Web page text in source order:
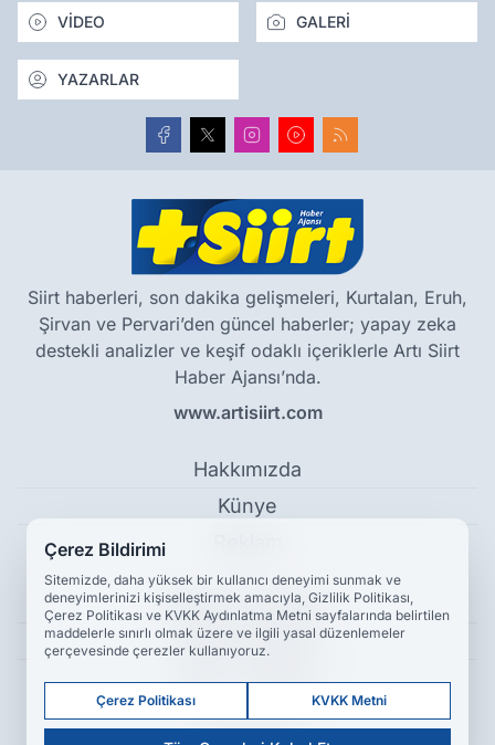
VİDEO GALERİ
YAZARLAR
Siirt haberleri, son dakika gelişmeleri, Kurtalan, Eruh,
Şirvan ve Pervari’den güncel haberler; yapay zeka
destekli analizler ve keşif odaklı içeriklerle Artı Siirt
Haber Ajansı’nda.
www.artisiirt.com
Hakkımızda
Künye
Kullanım Koşulları
Gizlilik Politikası
Çerez Politikası
KVKK Metni
Çerez Bildirimi
Sitemizde, daha yüksek bir kullanıcı deneyimi sunmak ve
deneyimlerinizi kişiselleştirmek amacıyla, Gizlilik Politikası,
Çerez Politikası ve KVKK Aydınlatma Metni sayfalarında belirtilen
maddelerle sınırlı olmak üzere ve ilgili yasal düzenlemeler
çerçevesinde çerezler kullanıyoruz.
Çerez Politikası KVKK Metni